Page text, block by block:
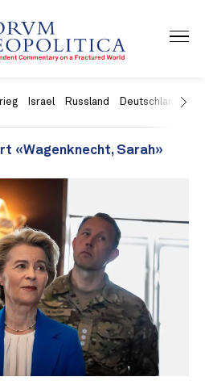
Israel Russland Deutschland
«Wagenknecht, Sarah»